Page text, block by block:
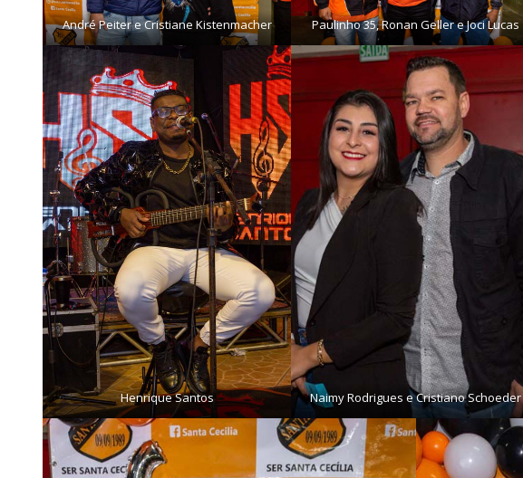
André Peiter e Cristiane Kistenmacher Paulinho 35, Ronan Geller e Joci Lucas
Henrique Santos Naimy Rodrigues e Cristiano Schoeder